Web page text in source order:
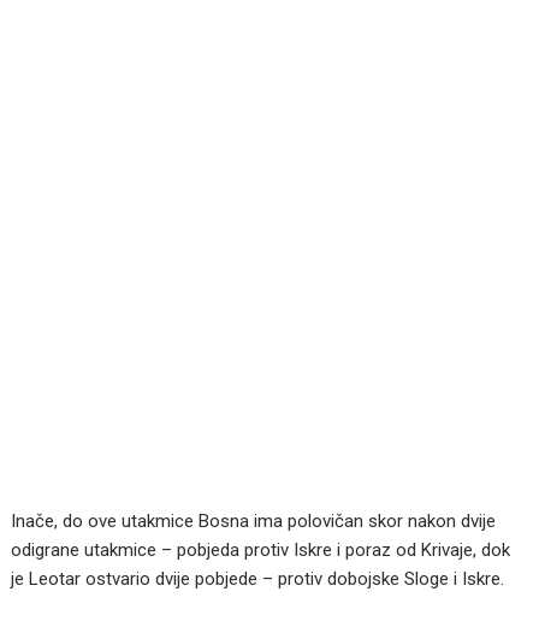
Inače, do ove utakmice Bosna ima polovičan skor nakon dvije
odigrane utakmice – pobjeda protiv Iskre i poraz od Krivaje, dok
je Leotar ostvario dvije pobjede – protiv dobojske Sloge i Iskre.